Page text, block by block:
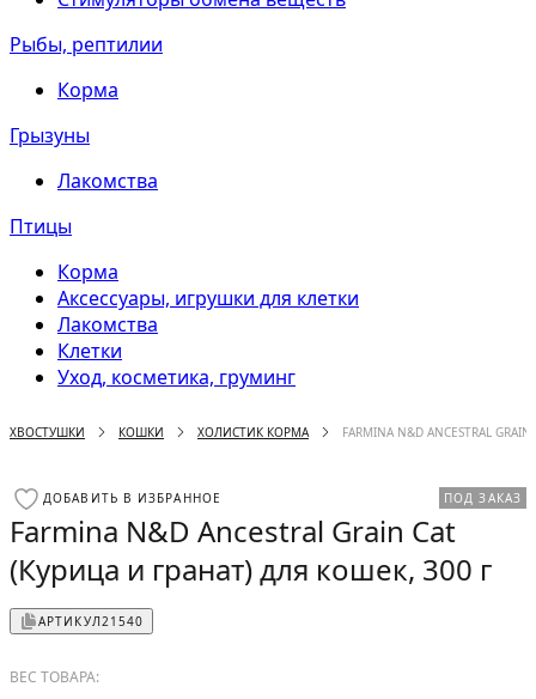
Рыбы, рептилии
Корма
Грызуны
Лакомства
Птицы
Корма
Аксессуары, игрушки для клетки
Лакомства
Клетки
Уход, косметика, груминг
ХВОСТУШКИ КОШКИ ХОЛИСТИК КОРМА FARMINA N&D ANCESTRAL
ДОБАВИТЬ В ИЗБРАННОЕ ПОД ЗАКАЗ
Farmina N&D Ancestral Grain Cat
(Курица и гранат) для кошек, 300 г
АРТИКУЛ21540
ВЕС ТОВАРА: